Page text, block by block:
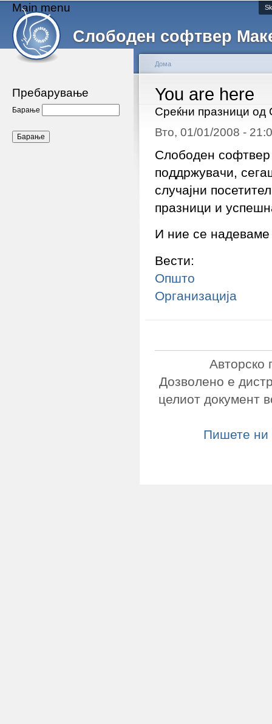
Слободен софтвер
Main menu
Пребарување
Барање
You are here
Дома
Среќни празници
Вто, 01/01/2008 -
Слободен софтвер
поддржувачи,
случајни
празници и
И ние се
Вести:
Општо
Организација
Авторско
Дозволено е
целиот документ
Пишете ни